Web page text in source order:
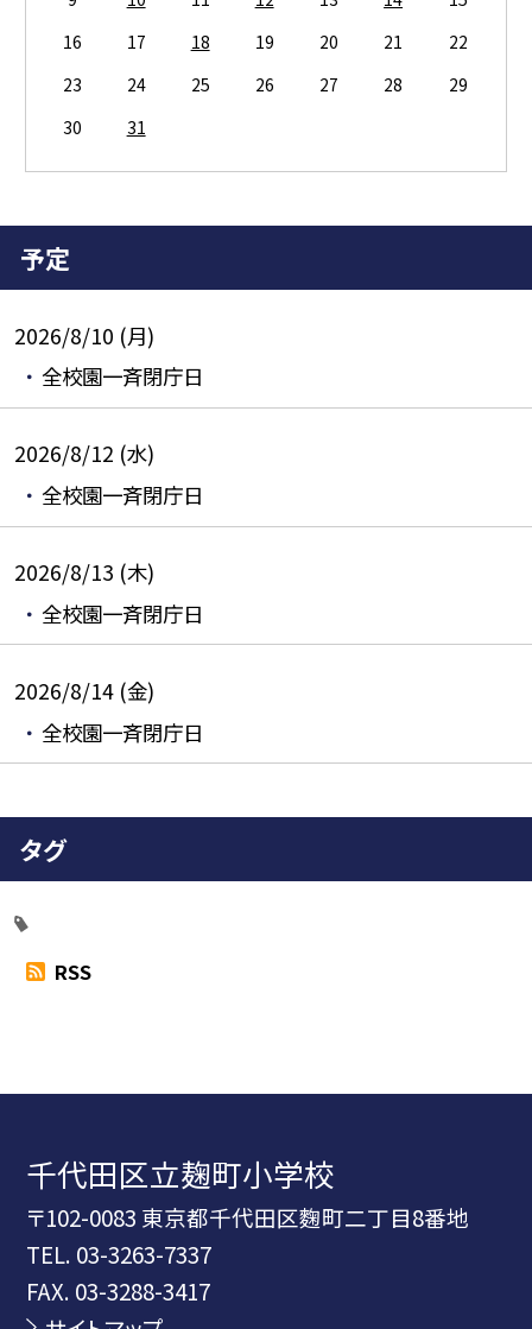
16
17 18 19 20 21
22
23
24 25 26 27 28
29
30
31
予定
2026/8/10 (月)
全校園一斉閉庁日
2026/8/12 (水)
全校園一斉閉庁日
2026/8/13 (木)
全校園一斉閉庁日
2026/8/14 (金)
全校園一斉閉庁日
タグ
RSS
千代田区立麹町小学校
〒102-0083 東京都千代田区麴町二丁目8番地
TEL. 03-3263-7337
FAX. 03-3288-3417